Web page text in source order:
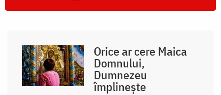
Orice ar cere Maica
Domnului,
Dumnezeu
împlinește